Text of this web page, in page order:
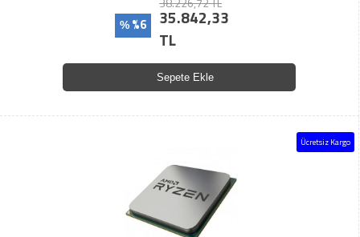
% %6
35.842,33
TL
Sepete Ekle
Ücretsiz Kargo